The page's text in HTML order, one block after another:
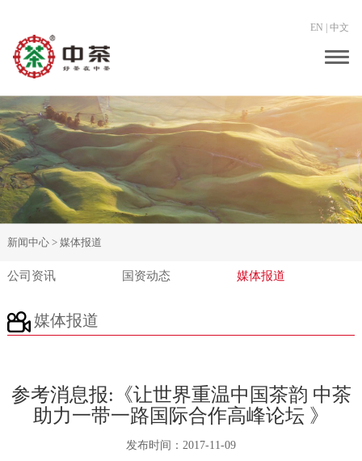
EN 中文
新闻中心 > 媒体报道
公司资讯 国资动态 媒体报道
媒体报道
参考消息报:《让世界重温中国茶韵 中茶
助力一带一路国际合作高峰论坛 》
发布时间： 2017-11-09